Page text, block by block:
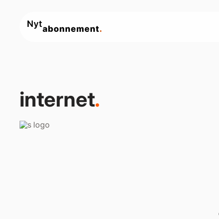
internet.